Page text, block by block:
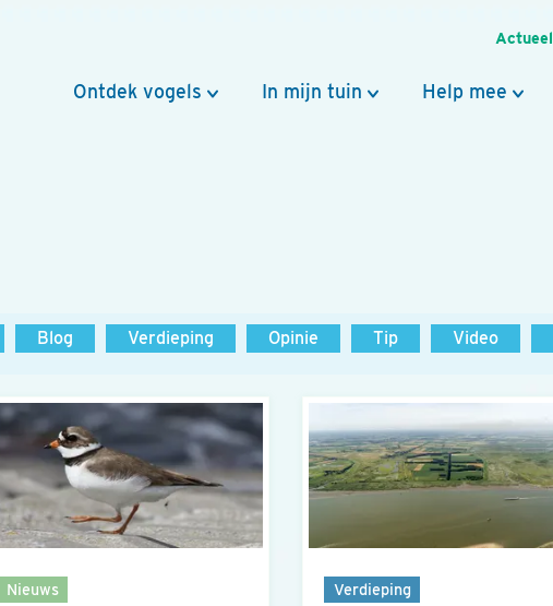
Actueel
Ontdek vogels In mijn tuin Help mee
Blog Verdieping Opinie Tip Video
Nieuws Verdieping